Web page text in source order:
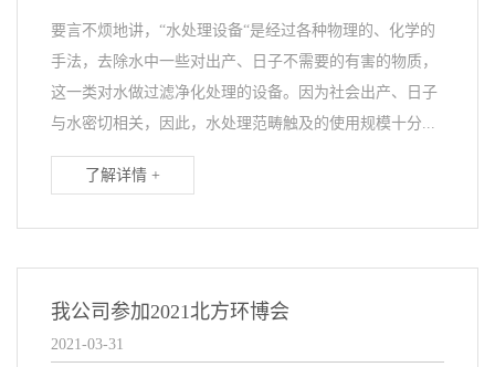
要言不烦地讲，“水处理设备“是经过各种物理的、化学的
手法，去除水中一些对出产、日子不需要的有害的物质，
这一类对水做过滤净化处理的设备。因为社会出产、日子
与水密切相关，因此，水处理范畴触及的使用规模十分...
了解详情 +
我公司参加2021北方环博会
2021-03-31